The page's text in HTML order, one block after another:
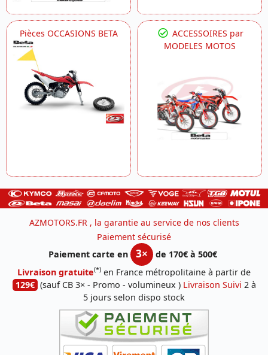
Pièces OCCASIONS BETA
ACCESSOIRES par
MODELES MOTOS
AZMOTORS.FR , la garantie au service de nos clients
Paiement sécurisé
Paiement carte en
3×
de 170€ à 500€
Livraison gratuite(*) en France métropolitaine à partir de
129€ (sauf CB 3× - Promo - volumineux ) Livraison Suivi 2 à
5 jours selon dispo stock